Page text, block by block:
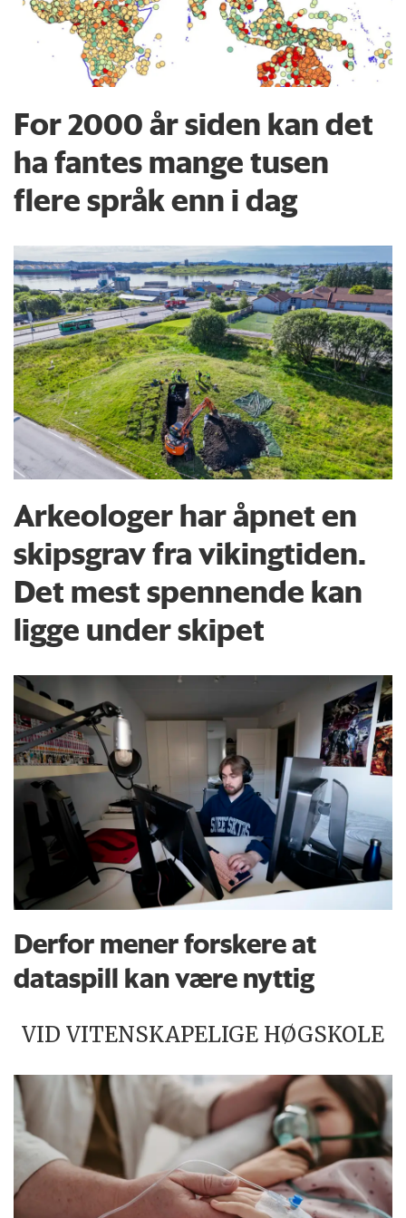
For 2000 år siden kan det
ha fantes mange tusen
flere språk enn i dag
Arkeologer har åpnet en
skipsgrav fra vikingtiden.
Det mest spennende kan
ligge under skipet
Derfor mener forskere at
dataspill kan være nyttig
VID VITENSKAPELIGE HØGSKOLE